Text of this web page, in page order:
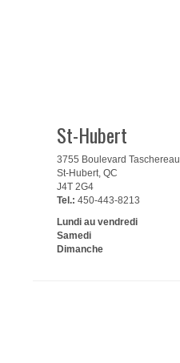
St-Hubert
3755 Boulevard Taschereau
St-Hubert, QC
J4T 2G4
Tel.: 450-443-8213
Lundi au vendredi
Samedi
Dimanche